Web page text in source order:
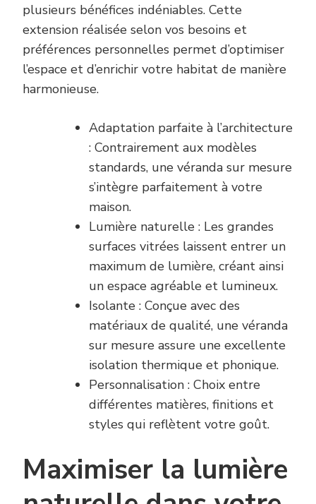
plusieurs bénéfices indéniables. Cette
extension réalisée selon vos besoins et
préférences personnelles permet d’optimiser
l’espace et d’enrichir votre habitat de manière
harmonieuse.
Adaptation parfaite à l’architecture
: Contrairement aux modèles
standards, une véranda sur mesure
s’intègre parfaitement à votre
maison.
Lumière naturelle : Les grandes
surfaces vitrées laissent entrer un
maximum de lumière, créant ainsi
un espace agréable et lumineux.
Isolante : Conçue avec des
matériaux de qualité, une véranda
sur mesure assure une excellente
isolation thermique et phonique.
Personnalisation : Choix entre
différentes matières, finitions et
styles qui reflètent votre goût.
Maximiser la lumière